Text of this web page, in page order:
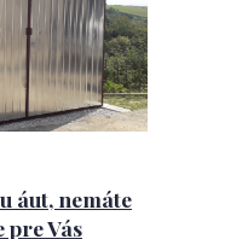
áut, nemáte
Vás